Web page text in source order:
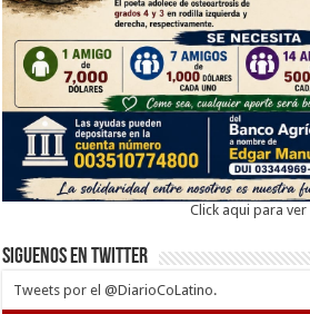
Click aqui para ver
Siguenos en twitter
Tweets por el @DiarioCoLatino.